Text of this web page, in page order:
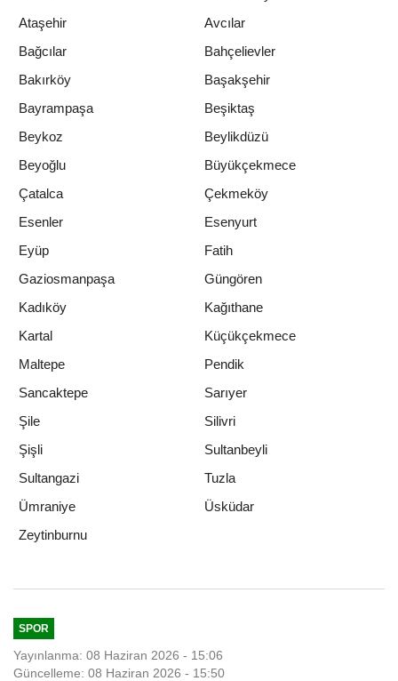
Ataşehir
Avcılar
Bağcılar
Bahçelievler
Bakırköy
Başakşehir
Bayrampaşa
Beşiktaş
Beykoz
Beylikdüzü
Beyoğlu
Büyükçekmece
Çatalca
Çekmeköy
Esenler
Esenyurt
Eyüp
Fatih
Gaziosmanpaşa
Güngören
Kadıköy
Kağıthane
Kartal
Küçükçekmece
Maltepe
Pendik
Sancaktepe
Sarıyer
Şile
Silivri
Şişli
Sultanbeyli
Sultangazi
Tuzla
Ümraniye
Üsküdar
Zeytinburnu
SPOR
Yayınlanma: 08 Haziran 2026 - 15:06
Güncelleme: 08 Haziran 2026 - 15:50